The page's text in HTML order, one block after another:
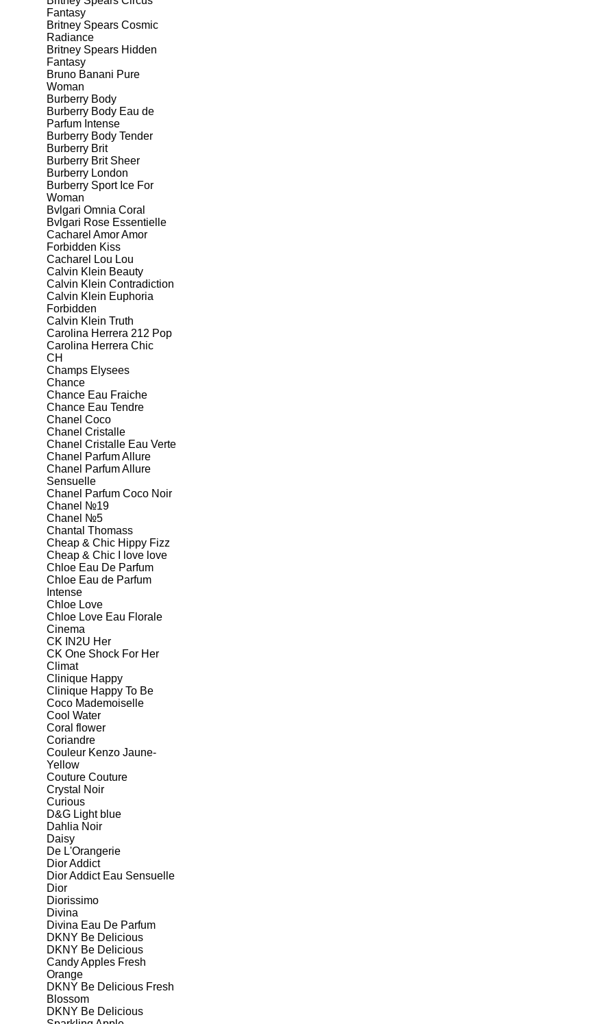
Fantasy
Britney Spears Cosmic
Radiance
Britney Spears Hidden
Fantasy
Bruno Banani Pure
Woman
Burberry Body
Burberry Body Eau de
Parfum Intense
Burberry Body Tender
Burberry Brit
Burberry Brit Sheer
Burberry London
Burberry Sport Ice For
Woman
Bvlgari Omnia Coral
Bvlgari Rose Essentielle
Cacharel Amor Amor
Forbidden Kiss
Cacharel Lou Lou
Calvin Klein Beauty
Calvin Klein Contradiction
Calvin Klein Euphoria
Forbidden
Calvin Klein Truth
Carolina Herrera 212 Pop
Carolina Herrera Chic
CH
Champs Elysees
Chance
Chance Eau Fraiche
Chance Eau Tendre
Chanel Coco
Chanel Cristalle
Chanel Cristalle Eau Verte
Chanel Parfum Allure
Chanel Parfum Allure
Sensuelle
Chanel Parfum Coco Noir
Chanel №19
Chanel №5
Chantal Thomass
Cheap & Chic Hippy Fizz
Cheap & Chic I love love
Chloe Eau De Parfum
Chloe Eau de Parfum
Intense
Chloe Love
Chloe Love Eau Florale
Cinema
CK IN2U Her
CK One Shock For Her
Climat
Clinique Happy
Clinique Happy To Be
Coco Mademoiselle
Cool Water
Coral flower
Coriandre
Couleur Kenzo Jaune-
Yellow
Couture Couture
Crystal Noir
Curious
D&G Light blue
Dahlia Noir
Daisy
De L'Orangerie
Dior Addict
Dior Addict Eau Sensuelle
Dior
Diorissimo
Divina
Divina Eau De Parfum
DKNY Be Delicious
DKNY Be Delicious
Candy Apples Fresh
Orange
DKNY Be Delicious Fresh
Blossom
DKNY Be Delicious